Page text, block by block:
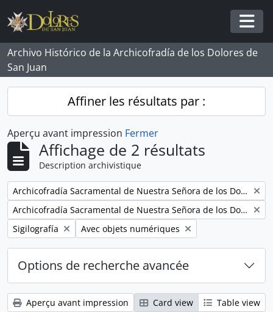
Skip to main content
Archivo Histórico de la Archicofradía de los Dolores de
San Juan
Affiner les résultats par :
Aperçu avant impression Fermer
Affichage de 2 résultats
Description archivistique
Remove filter:
Archicofradía Sacramental de Nuestra Señora de los Dolores
Remove filter:
Archicofradía Sacramental de Nuestra Señora de los Dolores
Remove filter:
Sigilografía Remove filter:
Avec objets numériques
Options de recherche avancée
Aperçu avant impression Card view
Table view